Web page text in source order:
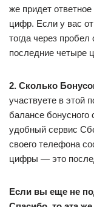
же придет
цифр. Если у вас
тогда через
последние четыре
2. Сколько
участвуете в этой
балансе бонусного
удобный сервис
своего телефона
цифры — это
Если вы еще не